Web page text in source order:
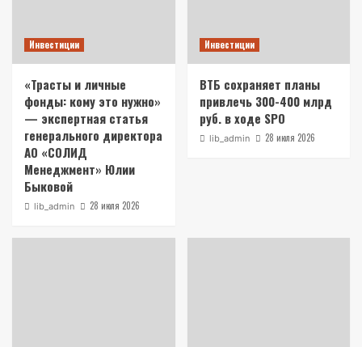
Инвестиции
«Трасты и личные
фонды: кому это нужно»
— экспертная статья
генерального директора
АО «СОЛИД
Менеджмент» Юлии
Быковой
lib_admin 28 июля 2026
Инвестиции
ВТБ сохраняет планы
привлечь 300-400 млрд
руб. в ходе SPO
lib_admin 28 июля 2026